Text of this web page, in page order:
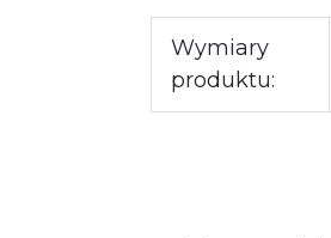
Wymiary
produktu: